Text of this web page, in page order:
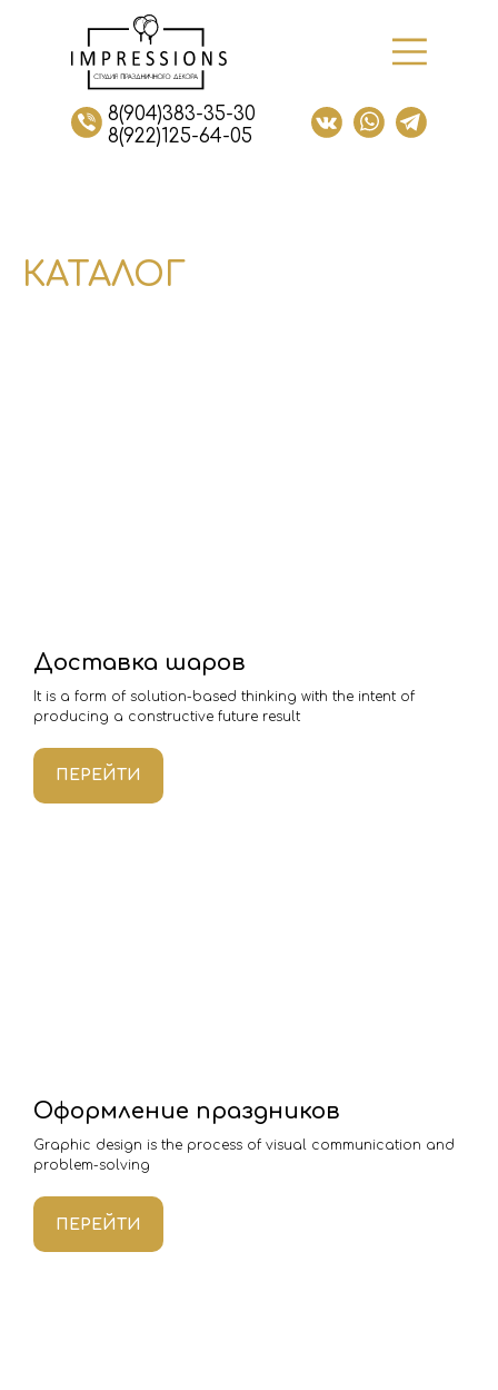
8(922)125-64-05
8(904)383-35-30
КАТАЛОГ
Доставка шаров
It is a form of solution-based thinking with the intent of
producing a constructive future result
ПЕРЕЙТИ
Оформление праздников
Graphic design is the process of visual communication and
problem-solving
ПЕРЕЙТИ